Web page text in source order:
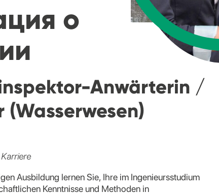
о
Anwärterin /
Ausbildung lernen Sie, Ihre im Ingenieursstudium
Kenntnisse und Methoden in